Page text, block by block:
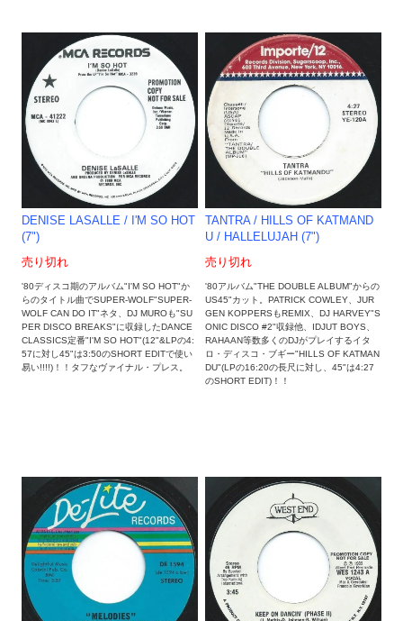
DENISE LASALLE / I'M SO HOT
(7")
売り切れ
'80ディスコ期のアルバム"I'M SO HOT"か
らのタイトル曲でSUPER-WOLF"SUPER-
WOLF CAN DO IT"ネタ、DJ MUROも"SU
PER DISCO BREAKS"に収録したDANCE
CLASSICS定番"I'M SO HOT"(12"&LPの4:
57に対し45"は3:50のSHORT EDITで使い
易い!!!!)！！タフなヴァイナル・プレス。
TANTRA / HILLS OF KATMAND
U / HALLELUJAH (7")
売り切れ
'80アルバム"THE DOUBLE ALBUM"からの
US45"カット。PATRICK COWLEY、JUR
GEN KOPPERSもREMIX、DJ HARVEY"S
ONIC DISCO #2"収録他、IDJUT BOYS、
RAHAAN等数多くのDJがプレイするイタ
ロ・ディスコ・ブギー"HILLS OF KATMAN
DU"(LPの16:20の長尺に対し、45"は4:27
のSHORT EDIT)！！